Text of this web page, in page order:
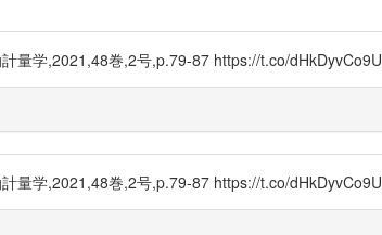
量学,2021,48巻,2号,p.79-87 https://t.co/dHkDyvCo9U
量学,2021,48巻,2号,p.79-87 https://t.co/dHkDyvCo9U